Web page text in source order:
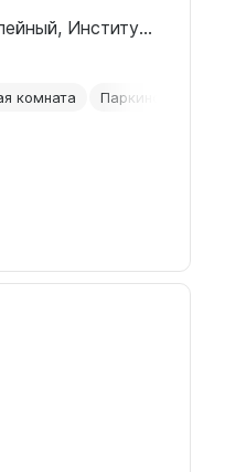
Московская область, г. Королев, мкр. Юбилейный, Институтский проезд, 9
комната Паркинсон